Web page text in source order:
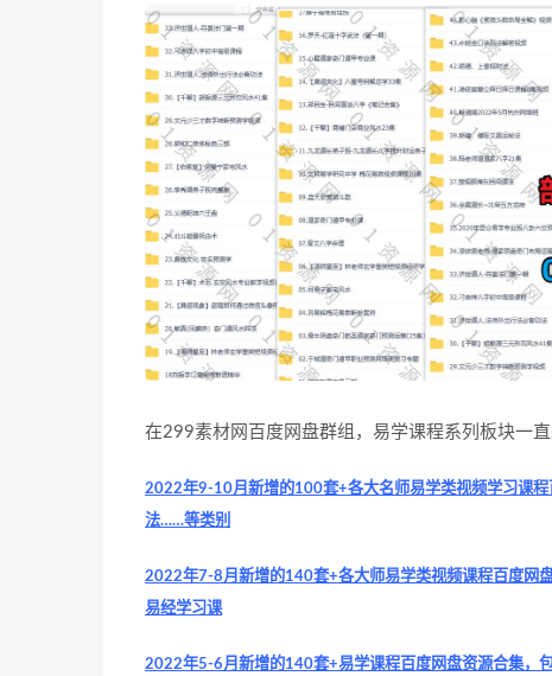
在299素材网百度网盘群组，易学课程系列板块一
2022年9-10月新增的100套+各大名师易学类视频学习课
法……等类别
2022年7-8月新增的140套+各大师易学类视频课程百度
易经学习课
2022年5-6月新增的140套+易学课程百度网盘资源合集